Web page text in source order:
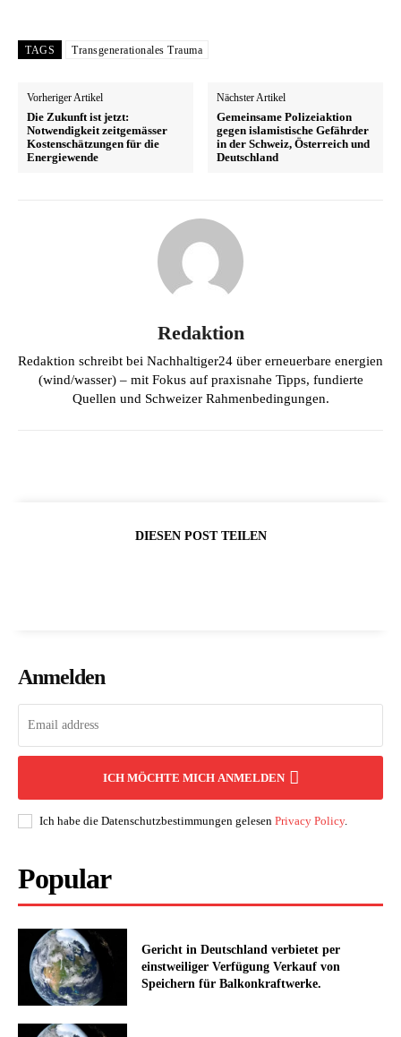
TAGS Transgenerationales Trauma
Vorheriger Artikel
Die Zukunft ist jetzt:
Notwendigkeit zeitgemässer
Kostenschätzungen für die
Energiewende
Nächster Artikel
Gemeinsame Polizeiaktion
gegen islamistische Gefährder
in der Schweiz, Österreich und
Deutschland
Redaktion
Redaktion schreibt bei Nachhaltiger24 über erneuerbare energien
(wind/wasser) – mit Fokus auf praxisnahe Tipps, fundierte
Quellen und Schweizer Rahmenbedingungen.
DIESEN POST TEILEN
Anmelden
ICH MÖCHTE MICH ANMELDEN
Ich habe die Datenschutzbestimmungen gelesen Privacy Policy.
Popular
Gericht in Deutschland verbietet per
einstweiliger Verfügung Verkauf von
Speichern für Balkonkraftwerke.